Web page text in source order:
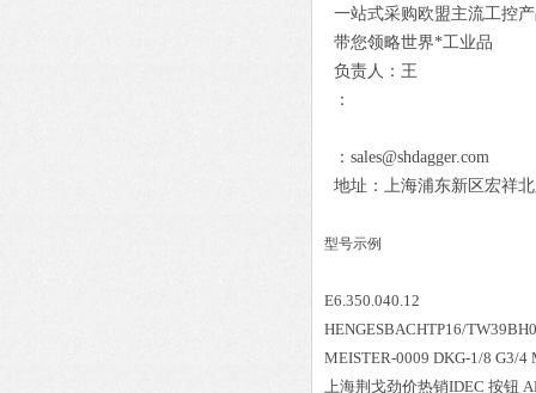
一站式采购欧盟主流工控
带您领略世界*工业品
负责人：王
：
：sales@shdagger.com
地址：上海浦东新区宏祥
型号示例
E6.350.040.12
HENGESBACHTP16/
MEISTER-0009 DKG-1/8 G3/4
上海荆戈劲价热销IDEC 按钮